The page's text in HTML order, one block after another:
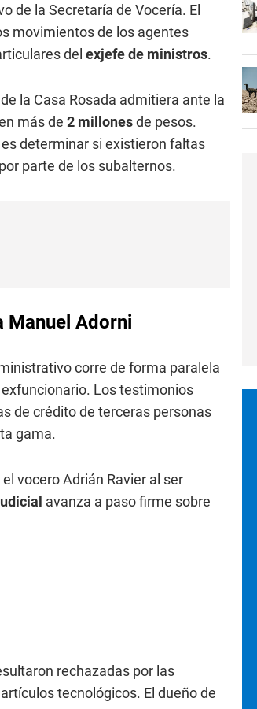
de la Secretaría de Vocería. El
movimientos de los agentes
del exjefe de ministros.
la Casa Rosada admitiera ante la
más de 2 millonesde pesos.
determinar si existieron faltas
parte de los subalternos.
Manuel Adorni
corre de forma paralela
Los testimonios
de crédito de terceras personas
gama.
vocero Adrián Ravier al ser
avanza a paso firme sobre
rechazadas por las
tecnológicos. El dueño de